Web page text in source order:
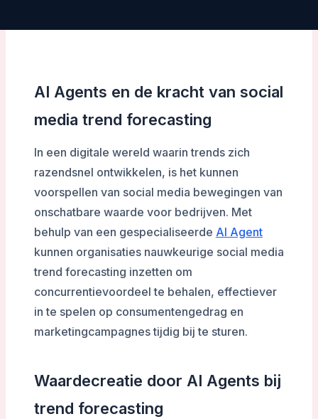
AI Agents en de kracht van social
media trend forecasting
In een digitale wereld waarin trends zich
razendsnel ontwikkelen, is het kunnen
voorspellen van social media bewegingen van
onschatbare waarde voor bedrijven. Met
behulp van een gespecialiseerde AI Agent
kunnen organisaties nauwkeurige social media
trend forecasting inzetten om
concurrentievoordeel te behalen, effectiever
in te spelen op consumentengedrag en
marketingcampagnes tijdig bij te sturen.
Waardecreatie door AI Agents bij
trend forecasting